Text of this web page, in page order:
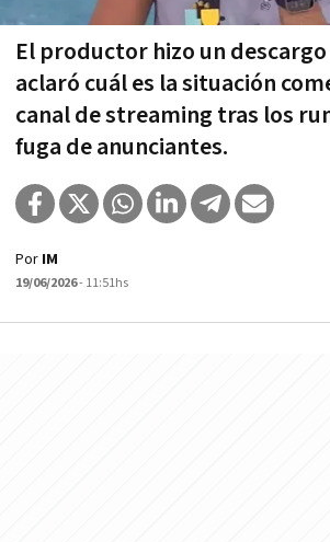
El productor hizo un
aclaró cuál es la situación
canal de streaming tras los
fuga de anunciantes.
Por IM
19/06/2026- 11:51hs